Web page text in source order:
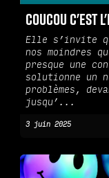
Coucou c'est
Elle s’invite
nos moindres
presque une
solutionne un
problèmes,
jusqu’...
3 juin 2025